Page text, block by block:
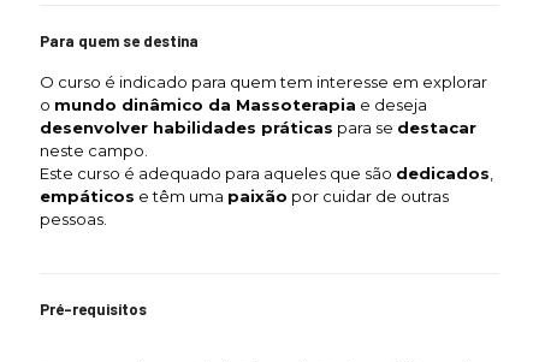
Para quem se destina
O curso é indicado para quem tem interesse em explorar
o mundo dinâmico da Massoterapia e deseja
desenvolver habilidades práticas para se destacar
neste campo.
Este curso é adequado para aqueles que são dedicados
empáticos e têm uma paixão por cuidar de outras
pessoas.
Pré-requisitos